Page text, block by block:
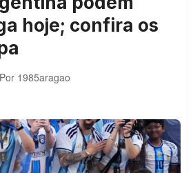
hoje; confira os
Por 1985aragao